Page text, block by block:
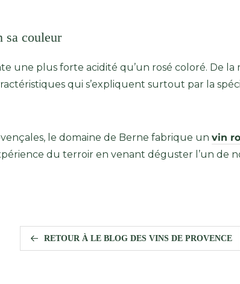
sa couleur
une plus forte acidité qu’un rosé coloré. De la
qui s’expliquent surtout par la
le domaine de Berne fabrique un vin
du terroir en venant déguster l’un de
RETOUR À LE BLOG DES VINS DE PROVENCE